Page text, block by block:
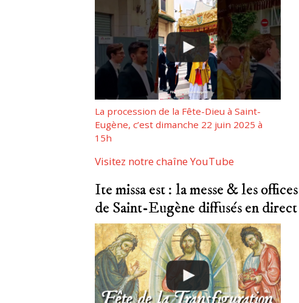
La procession de la Fête-Dieu à Saint-
Eugène, c’est dimanche 22 juin 2025 à
15h
Visitez notre chaîne YouTube
Ite missa est : la messe & les offices
de Saint-Eugène diffusés en direct